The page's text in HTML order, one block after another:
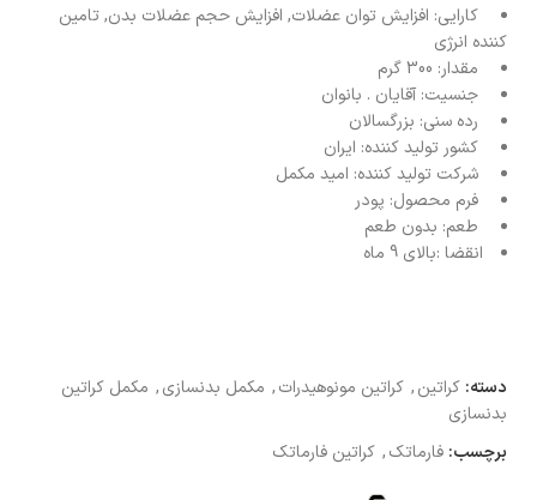
کارایی: افزایش توان عضلات, افزایش حجم عضلات بدن, تامین
کننده انرژی
مقدار: 300 گرم
جنسیت: آقایان . بانوان
رده سنی: بزرگسالان
کشور تولید کننده: ایران
شرکت تولید کننده: امید مکمل
فرم محصول: پودر
طعم: بدون طعم
انقضا :بالای 9 ماه
دسته: کراتین, کراتین مونوهیدرات, مکمل بدنسازی, مکمل کراتین
بدنسازی
برچسب: فارماتک, کراتین فارماتک